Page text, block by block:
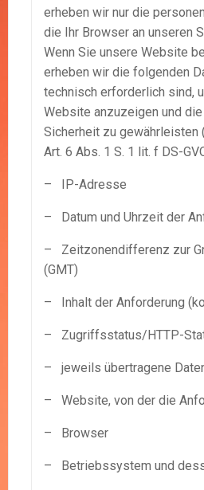
erheben wir nur die
die Ihr Browser an unseren
Wenn Sie unsere Website
erheben wir die folgenden
technisch erforderlich sind,
Website anzuzeigen und
Sicherheit zu gewährleisten
Art. 6 Abs. 1 S. 1 lit. f DS-
– IP-Adresse
– Datum und Uhrzeit der
– Zeitzonendifferenz zur
(GMT)
– Inhalt der Anforderung
– Zugriffsstatus/HTTP-
– jeweils übertragene
– Website, von der die
– Browser
– Betriebssystem und